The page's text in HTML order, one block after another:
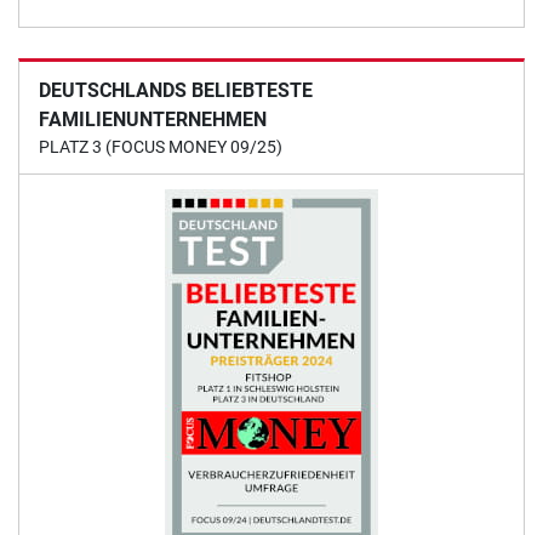
DEUTSCHLANDS BELIEBTESTE
FAMILIENUNTERNEHMEN
PLATZ 3 (FOCUS MONEY 09/25)